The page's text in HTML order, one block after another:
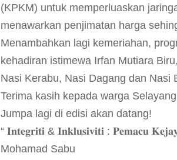
(KPKM) untuk memperluaskan
menawarkan penjimatan harga
Menambahkan lagi kemeriahan,
kehadiran istimewa Irfan Mutiara
Nasi Kerabu, Nasi Dagang dan Nasi
Terima kasih kepada warga
Jumpa lagi di edisi akan datang!
“ 𝐈𝐧𝐭𝐞𝐠𝐫𝐢𝐭𝐢 & 𝐈𝐧𝐤𝐥𝐮𝐬𝐢𝐯𝐢𝐭𝐢 : 𝐏𝐞𝐦𝐚𝐜𝐮
Mohamad Sabu